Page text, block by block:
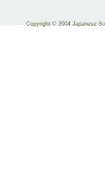
Copyright © 2004 Japanese